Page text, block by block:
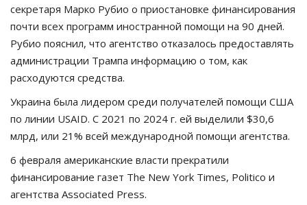
секретаря Марко Рубио о приостановке финансирования
почти всех программ иностранной помощи на 90 дней.
Рубио пояснил, что агентство отказалось предоставлять
администрации Трампа информацию о том, как
расходуются средства.
Украина была лидером среди получателей помощи США
по линии USAID. С 2021 по 2024 г. ей выделили $30,6
млрд, или 21% всей международной помощи агентства.
6 февраля американские власти прекратили
финансирование газет The New York Times, Politico и
агентства Associated Press.